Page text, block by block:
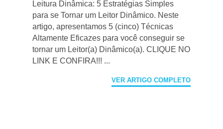
Leitura Dinâmica: 5 Estratégias Simples
para se Tornar um Leitor Dinâmico. Neste
artigo, apresentamos 5 (cinco) Técnicas
Altamente Eficazes para você conseguir se
tornar um Leitor(a) Dinâmico(a). CLIQUE NO
LINK E CONFIRA!!! ...
VER ARTIGO COMPLETO